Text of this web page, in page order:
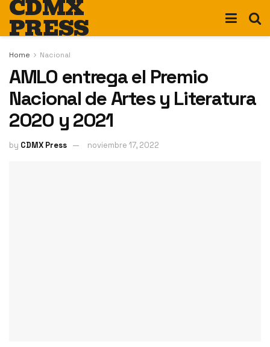
CDMX
PRESS
Home Nacional
AMLO entrega el Premio
Nacional de Artes y Literatura
2020 y 2021
by CDMX Press noviembre 17, 2022